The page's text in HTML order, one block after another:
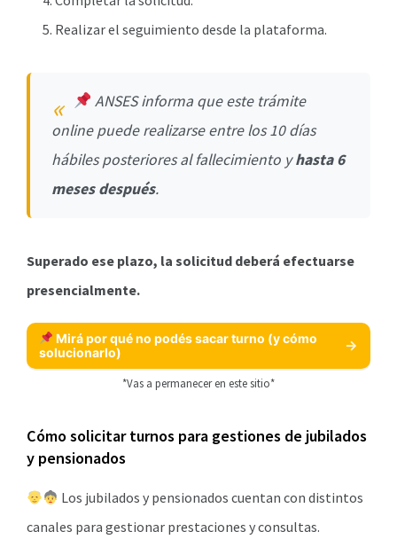
Realizar el seguimiento desde la plataforma.
ANSES informa que este trámite
online puede realizarse entre los 10 días
hábiles posteriores al fallecimiento yhasta 6
meses después.
Superado ese plazo, la solicitud deberá efectuarse
presencialmente.
Mirá por qué no podés sacar turno (y cómo
solucionarlo)
*Vas a permanecer en este sitio*
Cómo solicitar turnos para gestiones de jubilados
y pensionados
Los jubilados y pensionados cuentan con distintos
canales para gestionar prestaciones y consultas.